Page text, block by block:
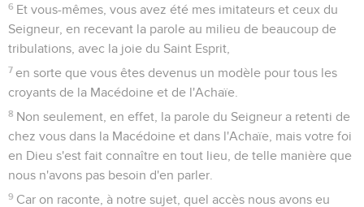
6 Et vous-mêmes, vous avez été mes imitateurs et ceux du
Seigneur, en recevant la parole au milieu de beaucoup de
tribulations, avec la joie du Saint Esprit,
7 en sorte que vous êtes devenus un modèle pour tous les
croyants de la Macédoine et de l'Achaïe.
8 Non seulement, en effet, la parole du Seigneur a retenti de
chez vous dans la Macédoine et dans l'Achaïe, mais votre foi
en Dieu s'est fait connaître en tout lieu, de telle manière que
nous n'avons pas besoin d'en parler.
9 Car on raconte, à notre sujet, quel accès nous avons eu